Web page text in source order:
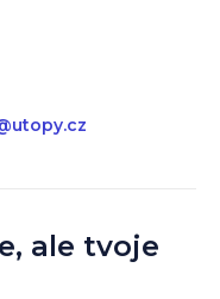
utopy.cz
ale tvoje